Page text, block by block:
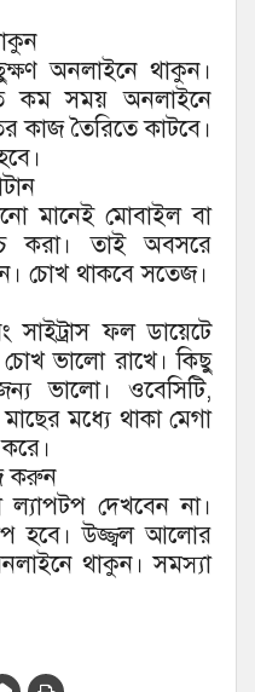
অনলাইনে থাকুন।
কম সময় অনলাইনে
কাজ তৈরিতে কাটবে।
মানেই মোবাইল বা
করা। তাই অবসরে
চোখ থাকবে সতেজ।
ফল ডায়েটে
চোখ ভালো রাখে। কিছু
ভালো। ওবেসিটি,
মধ্যে থাকা মেগা
করুন
দেখবেন না।
হবে। উজ্জ্বল আলোর
থাকুন। সমস্যা